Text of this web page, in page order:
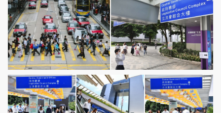
聯絡我們
隱私政策聲明
版權及免責聲明
Copyright © 東周網 版權所有 . 不得轉載
©Eastweek.com.hk. All rights reserved.